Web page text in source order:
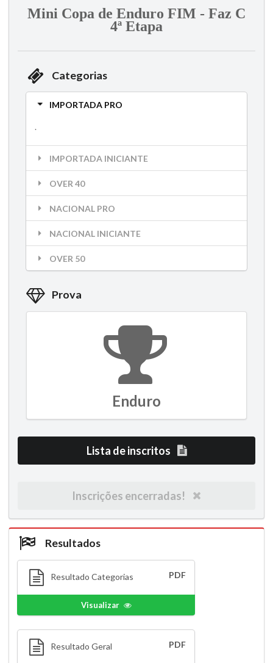
Mini Copa de Enduro FIM - Faz C
4ª Etapa
Categorias
IMPORTADA PRO
.
IMPORTADA INICIANTE
OVER 40
NACIONAL PRO
NACIONAL INICIANTE
OVER 50
Prova
Enduro
Lista de inscritos
Inscrições encerradas!
Resultados
Resultado Categorias PDF
Visualizar
Resultado Geral PDF